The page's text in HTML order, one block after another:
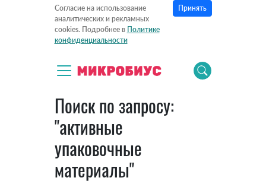
Согласие на использование
аналитических и рекламных
cookies. Подробнее в Политике
конфиденциальности
Принять
Поиск по запросу:
"активные
упаковочные
материалы"